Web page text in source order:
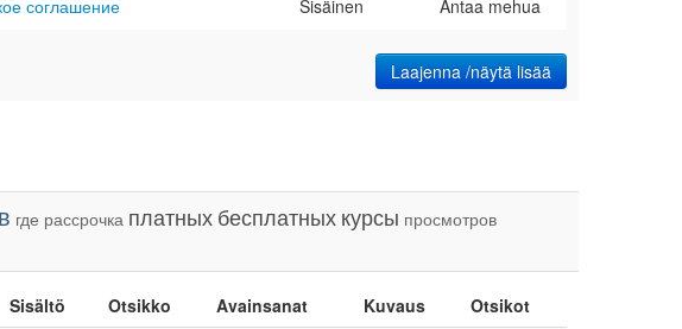
соглашение Sisäinen Antaa mehua
Laajenna /näytä lisää
где рассрочка платных бесплатных курсы просмотров
Sisältö Otsikko Avainsanat Kuvaus
Otsikot